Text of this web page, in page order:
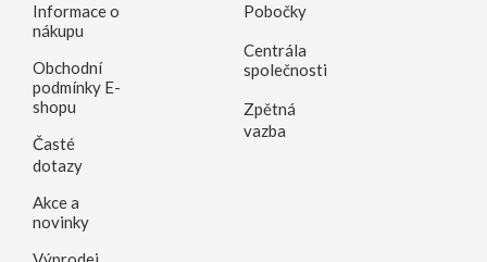
Informace o
nákupu
Obchodní
podmínky E-
shopu
Časté
dotazy
Akce a
novinky
Pobočky
Centrála
společnosti
Zpětná
vazba